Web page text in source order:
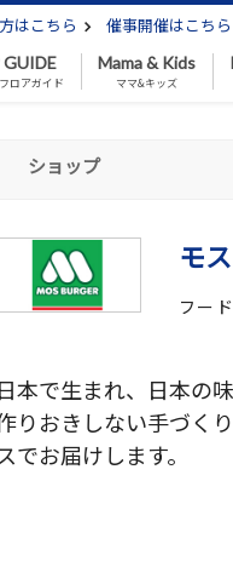
はこちら 催事開催はこちら
ロアガイド
Mama & Kids
ママ&キッズ
ショップ
モ
フー
日本で生まれ、日本の
りおきしない手づく
スでお届けします。